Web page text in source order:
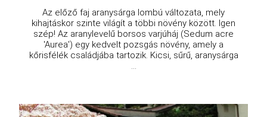
Az előző faj aranysárga lombú változata, mely
kihajtáskor szinte világít a többi növény között. Igen
szép! Az aranylevelű borsos varjúháj (Sedum acre
'Aurea') egy kedvelt pozsgás növény, amely a
kőrisfélék családjába tartozik. Kicsi, sűrű, aranysárga
...